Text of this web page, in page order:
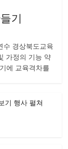
기
수 경상북도교육
가정의 기능 약
에 교육격차를
기 행사 펼쳐